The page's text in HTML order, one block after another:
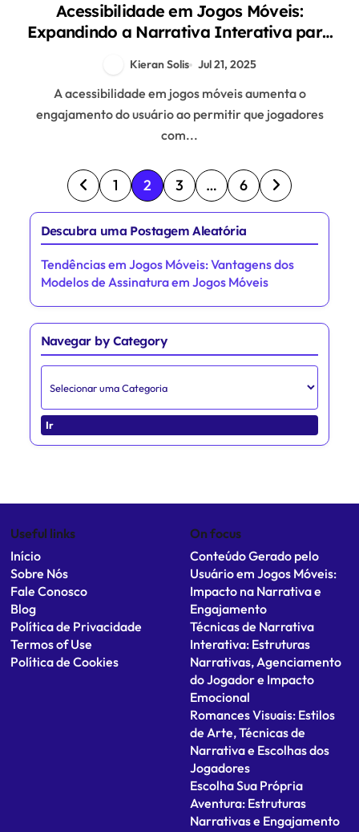
Acessibilidade em Jogos Móveis:
Expandindo a Narrativa Interativa para
Kieran Solis Jul 21, 2025
A acessibilidade em jogos móveis aumenta o
engajamento do usuário ao permitir que jogadores
com...
Posts pagination
1 2 3 … 6
Descubra uma Postagem Aleatória
Tendências em Jogos Móveis: Vantagens dos
Modelos de Assinatura em Jogos Móveis
Navegar by Category
Ir
Useful links
Início
Sobre Nós
Fale Conosco
Blog
Política de Privacidade
Termos of Use
Política de Cookies
On focus
Conteúdo Gerado pelo
Usuário em Jogos Móveis:
Impacto na Narrativa e
Engajamento
Técnicas de Narrativa
Interativa: Estruturas
Narrativas, Agenciamento
do Jogador e Impacto
Emocional
Romances Visuais: Estilos
de Arte, Técnicas de
Narrativa e Escolhas dos
Jogadores
Escolha Sua Própria
Aventura: Estruturas
Narrativas e Engajamento